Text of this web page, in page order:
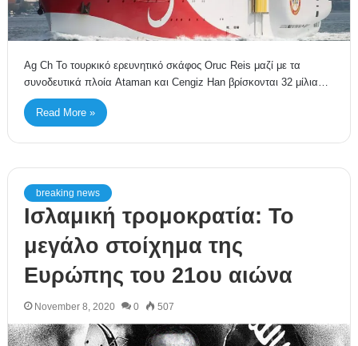
Ag Ch Το τουρκικό ερευνητικό σκάφος Oruc Reis μαζί με τα
συνοδευτικά πλοία Ataman και Cengiz Han βρίσκονται 32 μίλια…
Read More »
breaking news
Ισλαμική τρομοκρατία: Το
μεγάλο στοίχημα της
Ευρώπης του 21ου αιώνα
November 8, 2020 0 507